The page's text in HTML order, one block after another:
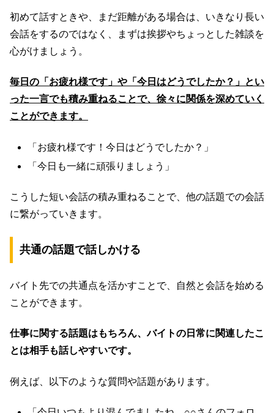
初めて話すときや、まだ距離がある場合は、いきなり長い
会話をするのではなく、まずは挨拶やちょっとした雑談を
心がけましょう。
毎日の「お疲れ様です」や「今日はどうでしたか？」とい
った一言でも積み重ねることで、徐々に関係を深めていく
ことができます。
「お疲れ様です！今日はどうでしたか？」
「今日も一緒に頑張りましょう」
こうした短い会話の積み重ねることで、他の話題での会話
に繋がっていきます。
共通の話題で話しかける
バイト先での共通点を活かすことで、自然と会話を始める
ことができます。
仕事に関する話題はもちろん、バイトの日常に関連したこ
とは相手も話しやすいです。
例えば、以下のような質問や話題があります。